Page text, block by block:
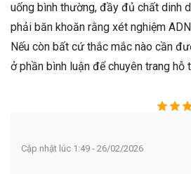
uống bình thường, đầy đủ chất dinh
phải băn khoăn rằng xét nghiệm
Nếu còn bất cứ thắc mắc nào cần
ở phần bình luận để chuyên trang hỗ
Cập nhật lúc 1:49 - 26/02/2026